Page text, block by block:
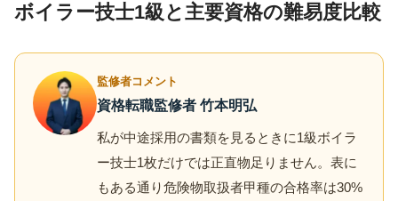
ボイラー技士1級と主要資格の難易度比較
監修者コメント
資格転職監修者 竹本明弘
私が中途採用の書類を見るときに1級ボイラ
ー技士1枚だけでは正直物足りません。表に
もある通り危険物取扱者甲種の合格率は30%